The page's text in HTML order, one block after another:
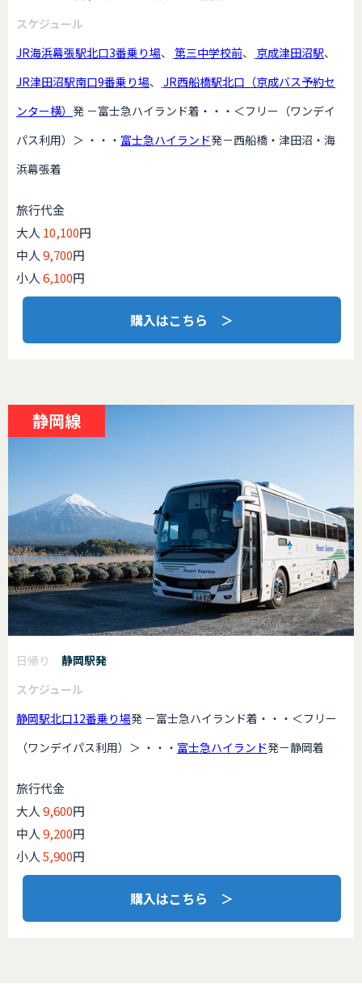
スケジュール
JR海浜幕張駅北口3番乗り場、 第三中学校前、 京成津田沼駅、
JR津田沼駅南口9番乗り場、 JR西船橋駅北口（京成バス予約セ
ンター横） 発 －富士急ハイランド着・・・＜フリー（ワンデイ
パス利用）＞ ・・・ 富士急ハイランド発－西船橋・津田沼・海
浜幕張着
旅行代金
大人 10,100円
中人9,700円
小人6,100円
購入はこちら ＞
静岡線
日帰り
静岡駅発
スケジュール
静岡駅北口12番乗り場発 －富士急ハイランド着・・・＜フリー
（ワンデイパス利用）＞ ・・・ 富士急ハイランド発－静岡着
旅行代金
大人 9,600円
中人 9,200円
小人 5,900円
購入はこちら ＞